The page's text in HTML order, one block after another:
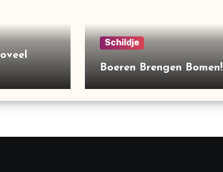
Schildje
Boeren Brengen Bomen!